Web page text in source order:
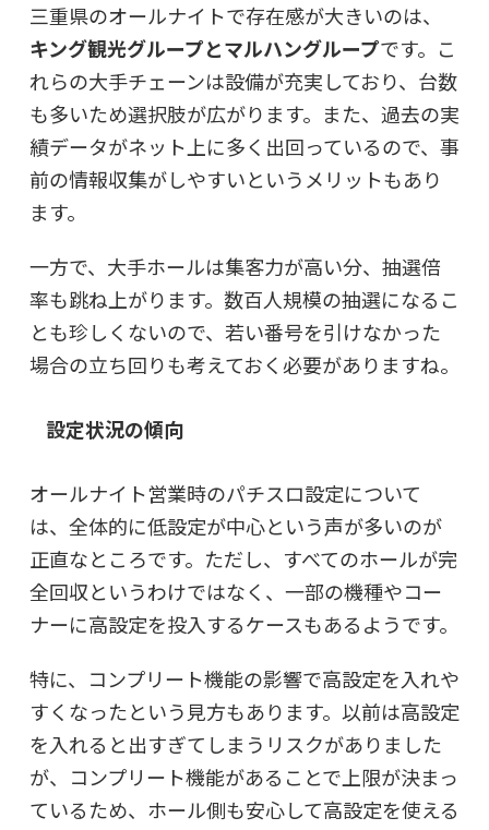
三重県のオールナイトで存在感が大きいのは、
キング観光グループとマルハングループです。こ
れらの大手チェーンは設備が充実しており、台数
も多いため選択肢が広がります。また、過去の実
績データがネット上に多く出回っているので、事
前の情報収集がしやすいというメリットもあり
ます。
一方で、大手ホールは集客力が高い分、抽選倍
率も跳ね上がります。数百人規模の抽選になるこ
とも珍しくないので、若い番号を引けなかった
場合の立ち回りも考えておく必要がありますね。
設定状況の傾向
オールナイト営業時のパチスロ設定について
は、 全体的に低設定が中心という声が多いのが
正直なところです。ただし、すべてのホールが完
全回収というわけではなく、一部の機種やコー
ナーに高設定を投入するケースもあるようです。
特に、コンプリート機能の影響で高設定を入れや
すくなったという見方もあります。以前は高設定
を入れると出すぎてしまうリスクがありました
が、コンプリート機能があることで上限が決まっ
ているため、ホール側も安心して高設定を使える